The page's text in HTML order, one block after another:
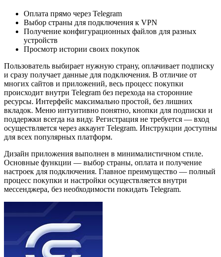
Оплата прямо через Telegram
Выбор страны для подключения к VPN
Получение конфигурационных файлов для разных
устройств
Просмотр истории своих покупок
Пользователь выбирает нужную страну, оплачивает подписку
и сразу получает данные для подключения. В отличие от
многих сайтов и приложений, весь процесс покупки
происходит внутри Telegram без перехода на сторонние
ресурсы. Интерфейс максимально простой, без лишних
вкладок. Меню интуитивно понятно, кнопки для подписки и
поддержки всегда на виду. Регистрация не требуется — вход
осуществляется через аккаунт Telegram. Инструкции доступны
для всех популярных платформ.
Дизайн приложения выполнен в минималистичном стиле.
Основные функции — выбор страны, оплата и получение
настроек для подключения. Главное преимущество — полный
процесс покупки и настройки осуществляется внутри
мессенджера, без необходимости покидать Telegram.